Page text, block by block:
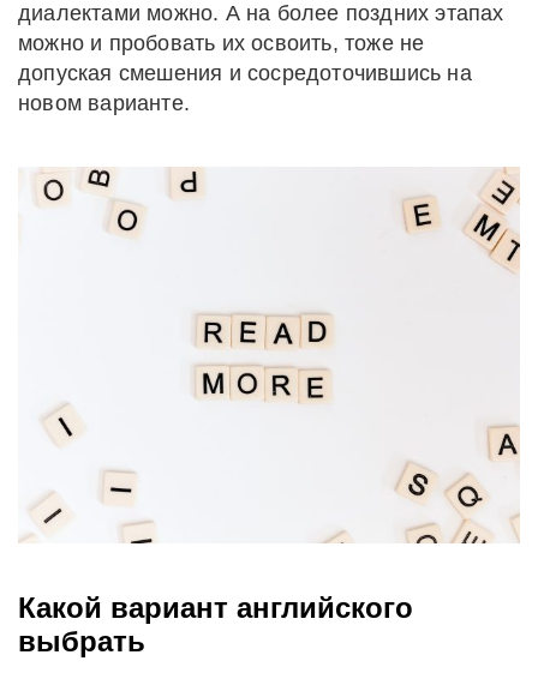
диалектами можно. А на более поздних этапах
можно и пробовать их освоить, тоже не
допуская смешения и сосредоточившись на
новом варианте.
Какой вариант английского
выбрать